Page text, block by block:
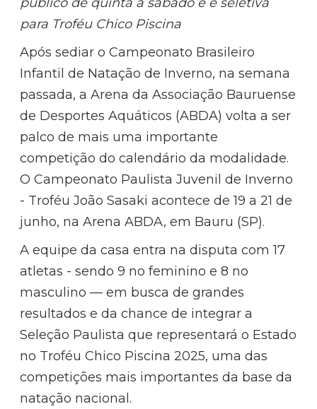
para Troféu Chico Piscina
Após sediar o Campeonato Brasileiro
Infantil de Natação de Inverno, na semana
passada, a Arena da Associação Bauruense
de Desportes Aquáticos (ABDA) volta a ser
palco de mais uma importante
competição do calendário da modalidade.
O Campeonato Paulista Juvenil de Inverno
- Troféu João Sasaki acontece de 19 a 21 de
junho, na Arena ABDA, em Bauru (SP).
A equipe da casa entra na disputa com 17
atletas - sendo 9 no feminino e 8 no
masculino — em busca de grandes
resultados e da chance de integrar a
Seleção Paulista que representará o Estado
no Troféu Chico Piscina 2025, uma das
competições mais importantes da base da
natação nacional.